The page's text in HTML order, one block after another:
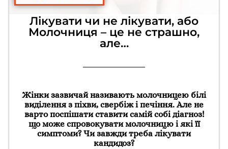
Лікувати чи не лікувати, або
Молочниця – це не страшно,
але…
Жінки зазвичай називають молочницею білі
виділення з піхви, свербіж і печіння. Але не
варто поспішати ставити самій собі діагноз!
що може спровокувати молочницю і які її
симптоми? Чи завжди треба лікувати
кандидоз?